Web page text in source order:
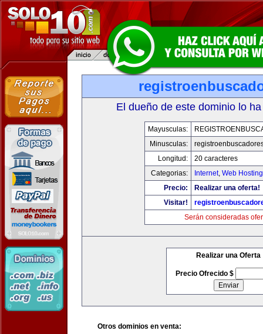
El dueño de este dominio lo
Mayusculas:
Minusculas:
Longitud:
20 caracteres
Categorias:
Internet, Web
Precio:
Realizar una oferta!
Visitar!
Serán consideradas
Realizar una Oferta
Precio Ofrecido $
Otros dominios en venta: